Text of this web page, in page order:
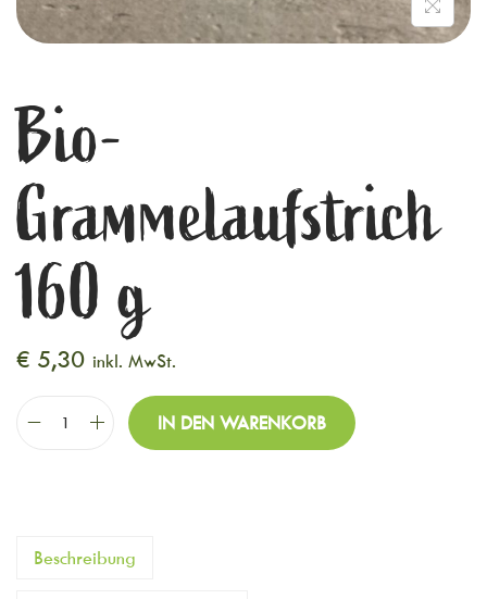
Bio-
Grammelaufstrich
160 g
€ 5,30 inkl. MwSt.
IN DEN WARENKORB
Beschreibung